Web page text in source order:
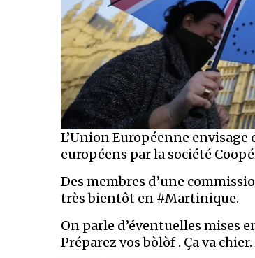
L’Union Européenne
européens par la société
Des membres d’une
très bientôt en #Martinique.
On parle d’éventuelles mises
Préparez vos bòlòf . Ça va